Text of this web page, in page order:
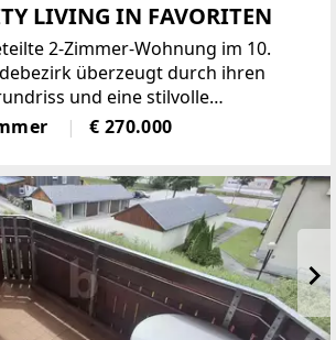
LIVING IN FAVORITEN
2-Zimmer-Wohnung im 10.
überzeugt durch ihren
und eine stilvolle
Hochwertige Materialien verleihen
eine ansprechende und zeitlose
€ 270.000